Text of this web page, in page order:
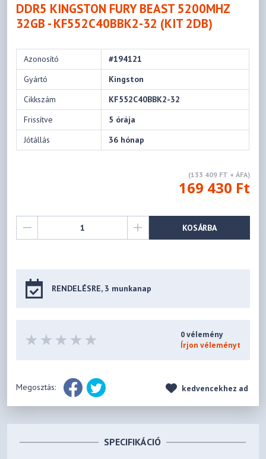
DDR5 KINGSTON FURY BEAST 5200MHZ
32GB - KF552C40BBK2-32 (KIT 2DB)
Azonosító
#194121
Gyártó
Kingston
Cikkszám
KF552C40BBK2-32
Frissítve
5 órája
Jótállás
36 hónap
(133 409 FT + ÁFA)
169 430 Ft
KOSÁRBA
RENDELÉSRE, 3 munkanap
0 vélemény
Írjon véleményt
Megosztás: kedvencekhez ad
SPECIFIKÁCIÓ